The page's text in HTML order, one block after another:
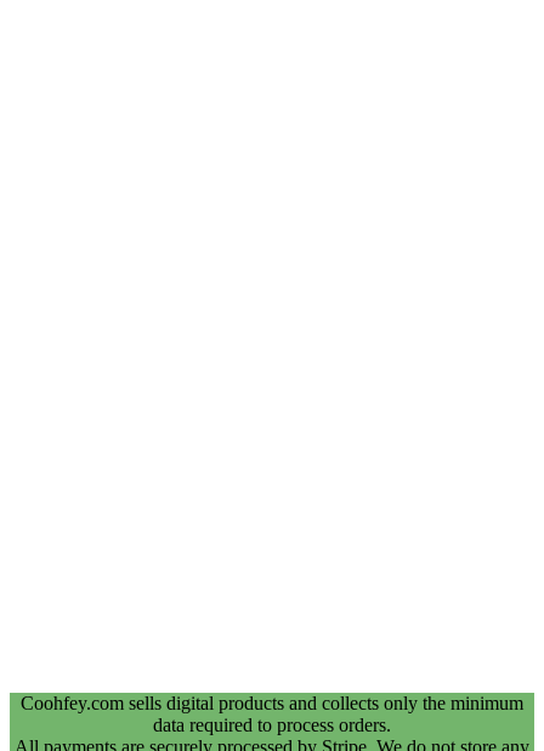
Coohfey.com sells digital products and collects only the minimum
data required to process orders.